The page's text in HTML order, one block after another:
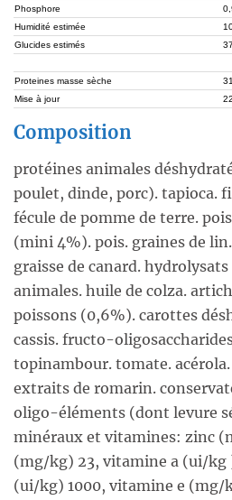
Phosphore
Humidité estimée
Glucides estimés
Proteines masse sèche
Mise à jour
Composition
protéines animales
poulet, dinde, porc). tapioca.
fécule de pomme de terre.
(mini 4%). pois. graines de
graisse de canard.
animales. huile de colza.
poissons (0,6%). carottes
cassis. fructo-
topinambour. tomate. acérola.
extraits de romarin.
oligo-éléments (dont levure
minéraux et vitamines: zinc
(mg/kg) 23, vitamine a (ui/kg
(ui/kg) 1000, vitamine e (mg/